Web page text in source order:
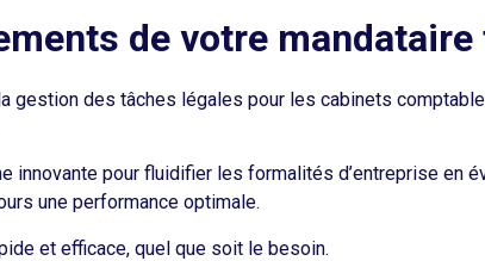
de votre
gestion des tâches légales pour les cabinets
innovante pour fluidifier les formalités d’entreprise en
une performance optimale.
et efficace, quel que soit le besoin.